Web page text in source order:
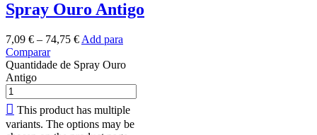
Spray Ouro Antigo
7,09 € – 74,75 € Add para
Comparar
Quantidade de Spray Ouro
Antigo
This product has multiple
variants. The options may be